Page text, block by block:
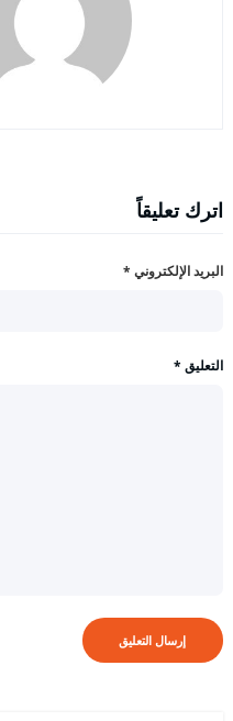
اترك تعليقاً
البريد الإلكتروني *
التعليق *